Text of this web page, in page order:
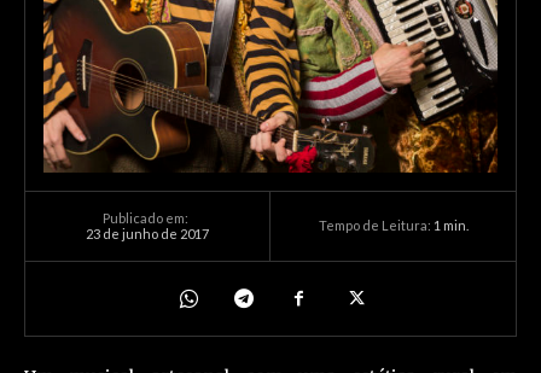
Publicado em:
23 de junho de 2017
Tempo de Leitura: 1 min.